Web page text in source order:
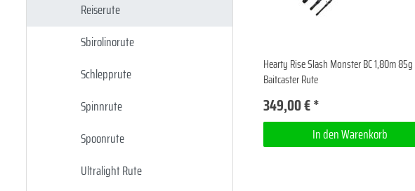
Reiserute
Sbirolinorute
Schlepprute
Spinnrute
Spoonrute
Ultralight Rute
Hearty Rise Slash Monster BC 1,80m
Baitcaster Rute
349,00 € *
In den Warenkorb